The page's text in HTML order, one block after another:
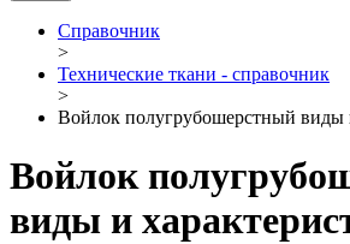
Справочник
>
Технические ткани - справочник
>
Войлок полугрубошерстный виды
Войлок
виды и